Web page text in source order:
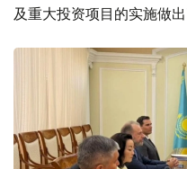
及重大投资项目的实施做出